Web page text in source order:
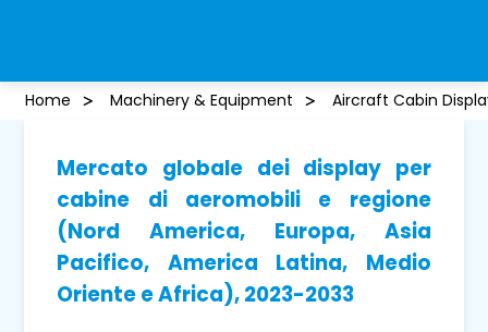
Home Machinery & Equipment Aircraft Cabin
Mercato globale dei display per
cabine di aeromobili e regione
(Nord America, Europa, Asia
Pacifico, America Latina, Medio
Oriente e Africa), 2023-2033